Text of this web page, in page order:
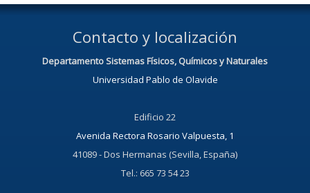
Contacto y localización
Departamento Sistemas Físicos, Químicos y Naturales
Universidad Pablo de Olavide
Edificio 22
Avenida Rectora Rosario Valpuesta, 1
41089 - Dos Hermanas (Sevilla, España)
Tel.: 665 73 54 23